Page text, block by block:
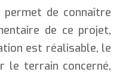
de connaître
de ce projet,
est réalisable, le
le terrain concerné,